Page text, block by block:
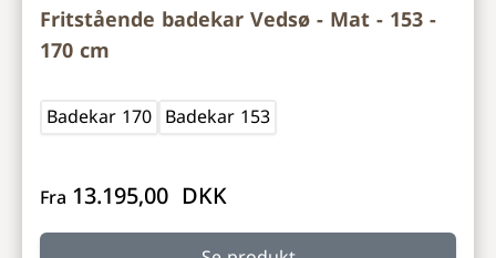
Fritstående badekar Vedsø - Mat - 153 -
170 cm
Badekar 170 Badekar 153
Fra 13.195,00 DKK